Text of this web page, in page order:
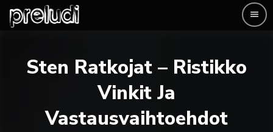
menu
Sten Ratkojat – Ristikko
Vinkit Ja
Vastausvaihtoehdot